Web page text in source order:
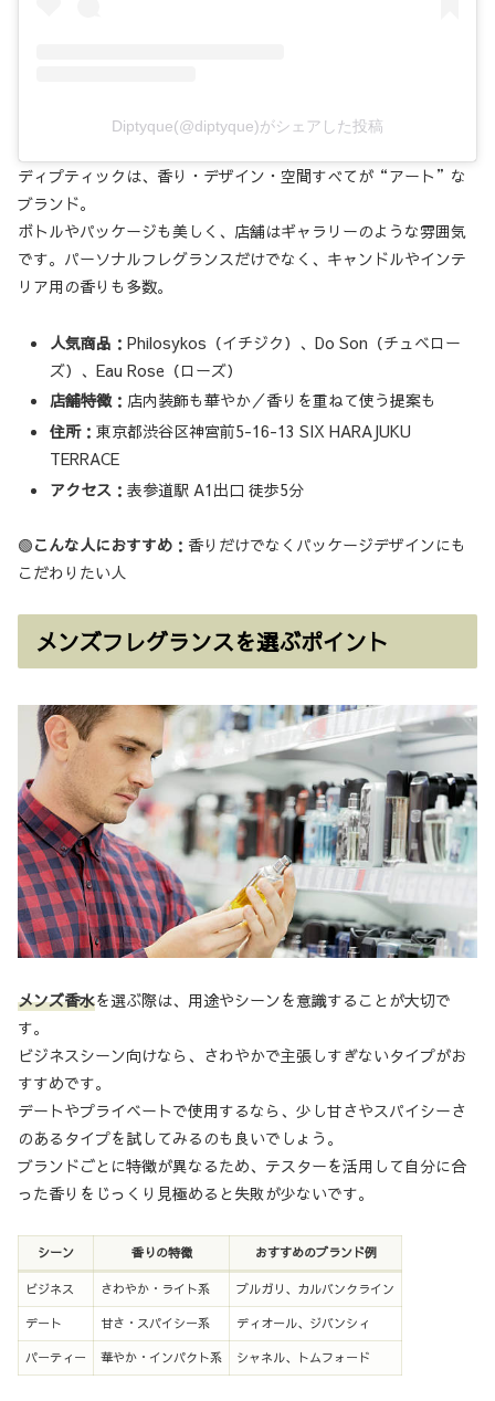
Diptyque(@diptyque)がシェアした投稿
ディプティックは、香り・デザイン・空間すべてが“アート”な
ブランド。
ボトルやパッケージも美しく、店舗はギャラリーのような雰囲気
です。パーソナルフレグランスだけでなく、キャンドルやインテ
リア用の香りも多数。
人気商品 ：Philosykos（イチジク）、Do Son（チュベロー
ズ）、Eau Rose（ローズ）
店舗特徴：店内装飾も華やか／香りを重ねて使う提案も
住所：東京都渋谷区神宮前5-16-13 SIX HARAJUKU
TERRACE
アクセス ：表参道駅 A1出口 徒歩5分
🟢こんな人におすすめ ：香りだけでなくパッケージデザインにも
こだわりたい人
メンズフレグランスを選ぶポイント
メンズ香水を選ぶ際は、用途やシーンを意識することが大切で
す。
ビジネスシーン向けなら、さわやかで主張しすぎないタイプがお
すすめです。
デートやプライベートで使用するなら、少し甘さやスパイシーさ
のあるタイプを試してみるのも良いでしょう。
ブランドごとに特徴が異なるため、テスターを活用して自分に合
った香りをじっくり見極めると失敗が少ないです。
シーン 香りの特徴 おすすめのブランド例
ビジネス さわやか・ライト系 ブルガリ、カルバンクライン
デート 甘さ・スパイシー系 ディオール、ジバンシィ
パーティー 華やか・インパクト系 シャネル、トムフォード